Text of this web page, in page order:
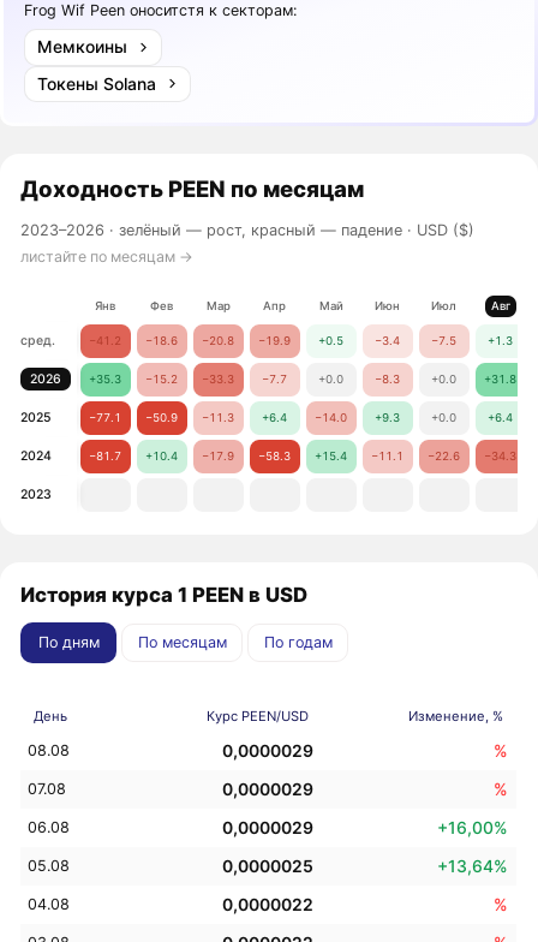
Frog Wif Peen оноситстя к секторам:
Мемкоины
Токены Solana
Доходность PEEN по месяцам
2023–2026 ·зелёный — рост, красный — падение · USD ($)
листайте по месяцам →
Янв Фев Мар Апр Май Июн Июл Авг
сред. −41.2 −18.6 −20.8 −19.9 +0.5 −3.4 −7.5 +1.3
2026 +35.3 −15.2 −33.3 −7.7 +0.0 −8.3 +0.0 +31.8
2025 −77.1 −50.9 −11.3 +6.4 −14.0 +9.3 +0.0 +6.4
2024 −81.7 +10.4 −17.9 −58.3 +15.4 −11.1 −22.6 −34.3
2023
История курса 1 PEEN в USD
По дням По месяцам По годам
День Курс PEEN/USD Изменение, %
08.08 0,0000029 %
07.08 0,0000029 %
06.08 0,0000029 +16,00%
05.08 0,0000025 +13,64%
04.08 0,0000022 %